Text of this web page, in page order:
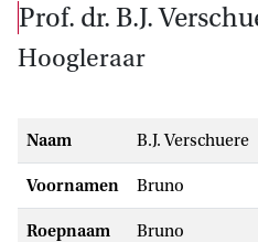
prof. dr. B.J.
Hoogleraar
Naam B.J. Verschuere
Voornamen Bruno
Roepnaam Bruno